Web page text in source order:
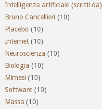
Intelligenza artificiale (scritti da)
Bruno Cancellieri (10)
Placebo (10)
Internet (10)
Neuroscienza (10)
Biologia (10)
Mimesi (10)
Software (10)
Massa (10)